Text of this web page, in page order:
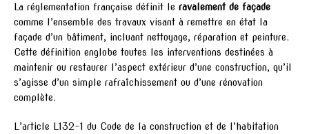
La réglementation française définit le ravalement de façade
comme l’ensemble des travaux visant à remettre en état la
façade d’un bâtiment, incluant nettoyage, réparation et peinture.
Cette définition englobe toutes les interventions destinées à
maintenir ou restaurer l’aspect extérieur d’une construction, qu’il
s’agisse d’un simple rafraîchissement ou d’une rénovation
complète.
L’article L132-1 du Code de la construction et de l’habitation